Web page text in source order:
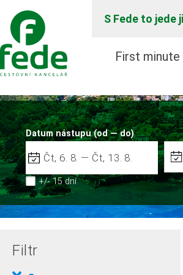
S Fede to jede
First minute
Datum nástupu (od — do)
+/- 15 dní
Filtr